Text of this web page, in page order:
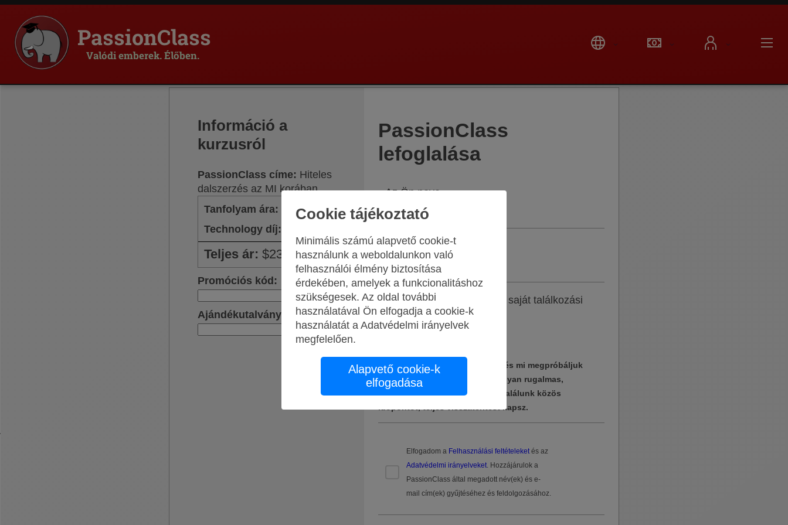
PassionClass
Valódi emberek. Élőben.
Információ a
kurzusról
PassionClass címe: Hiteles
dalszerzés az MI korában
Tanfolyam ára:
$199.75
Technology díj:
Teljes ár: $235.00
Promóciós kód :
Apply
Ajándékutalványok :
Apply
PassionClass
lefoglalása
Az Ön neve
Az Ön e-mail címe
Mikor érsz rá? Javasold a saját találkozási
időpontjaidat.
Javasold a saját időpontjaidat, és mi megpróbáljuk
összehozni a csoportot. Légy olyan rugalmas,
amennyire csak tudsz. Ha nem találunk közös
időpontot, teljes visszatérítést kapsz.
Elfogadom a Felhasználási feltételeketés az
Adatvédelmi irányelveket. Hozzájárulok a
PassionClass által megadott név(ek) és e-
mail cím(ek) gyűjtéséhez és feldolgozásához.
Cookie tájékoztató
Minimális számú alapvető cookie-t
használunk a weboldalunkon való
felhasználói élmény biztosítása
érdekében, amelyek a funkcionalitáshoz
szükségesek. Az oldal további
használatával Ön elfogadja a cookie-k
használatát a Adatvédelmi irányelvek
megfelelően.
Alapvető cookie-k
elfogadása